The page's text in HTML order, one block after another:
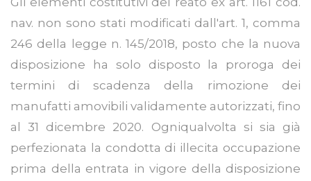
nav. non sono stati modificati dall'art. 1, comma
246 della legge n. 145/2018, posto che la nuova
disposizione ha solo disposto la proroga dei
termini di scadenza della rimozione dei
manufatti amovibili validamente autorizzati, fino
al 31 dicembre 2020. Ogniqualvolta si sia già
perfezionata la condotta di illecita occupazione
prima della entrata in vigore della disposizione